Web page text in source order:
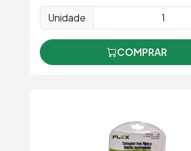
Unidade
COMPRAR